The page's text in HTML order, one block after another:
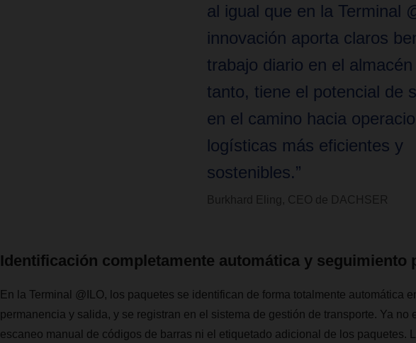
al igual que en la Terminal
innovación aporta claros
trabajo diario en el
tanto, tiene el potencial de
en el camino hacia
logísticas más eficientes y
sostenibles.”
Burkhard Eling, CEO de DACHSER
Identificación completamente automática y seguimiento
En la Terminal @ILO, los paquetes se identifican de forma totalmente automática
permanencia y salida, y se registran en el sistema de gestión de transporte. Ya no
escaneo manual de códigos de barras ni el etiquetado adicional de los paquetes.